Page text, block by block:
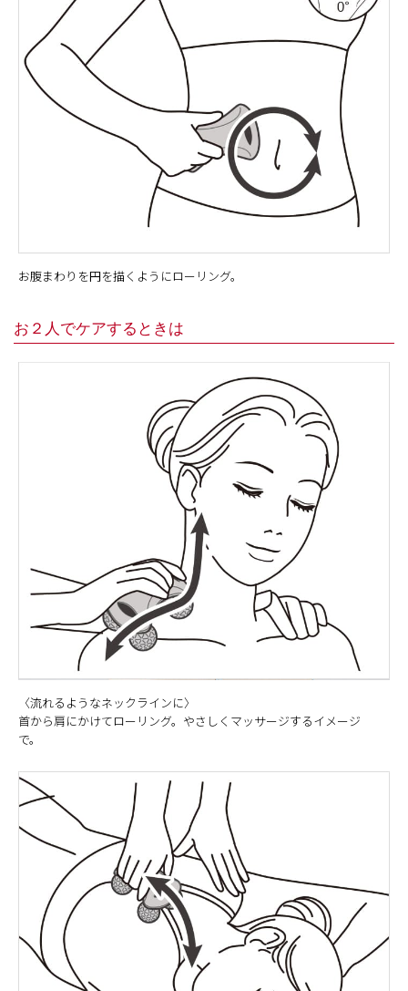
お腹まわりを円を描くようにローリング。
お２人でケアするときは
〈流れるようなネックラインに〉
首から肩にかけてローリング。やさしくマッサージするイメージ
で。